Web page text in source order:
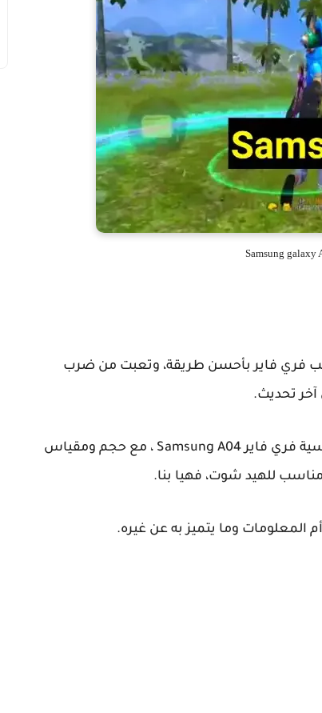
جلاكسي اي 04 وتريد أن تلعب فري فاير بأحسن طريقة، وتعبت من ضرب
تحديث.
فهذه الاعدادات هي المناسبة لك فهي عبارة عن افضل حساسية فري فاير Samsung A04 ، مع حجم ومقياس
المعلومات وما يتميز به عن غيره.